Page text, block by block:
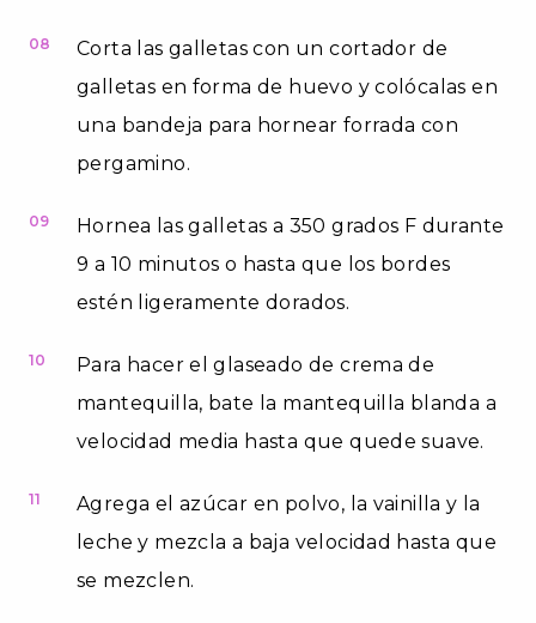
08
Corta las galletas con un cortador de
galletas en forma de huevo y colócalas en
una bandeja para hornear forrada con
pergamino.
09
Hornea las galletas a 350 grados F durante
9 a 10 minutos o hasta que los bordes
estén ligeramente dorados.
10
Para hacer el glaseado de crema de
mantequilla, bate la mantequilla blanda a
velocidad media hasta que quede suave.
11
Agrega el azúcar en polvo, la vainilla y la
leche y mezcla a baja velocidad hasta que
se mezclen.